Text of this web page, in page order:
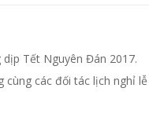
Tết Nguyên Đán 2017.
cùng các đối tác lịch nghỉ lễ